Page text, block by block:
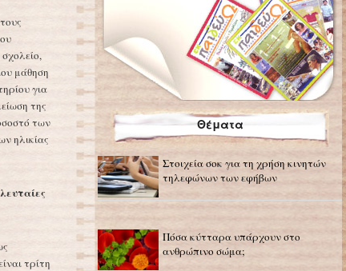
μάθηση
για
της
των
ηλικίας
τρίτη
Θέματα
Στοιχεία σοκ για τη χρήση κινητών
τηλεφώνων των εφήβων
Πόσα κύτταρα υπάρχουν στο
ανθρώπινο σώμα;